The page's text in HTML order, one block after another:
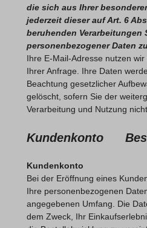
die sich aus Ihrer
jederzeit dieser auf Art. 6
beruhenden Verarbeitungen
personenbezogener Daten
Ihre E-Mail-Adresse nutzen
Ihrer Anfrage. Ihre Daten
Beachtung gesetzlicher
gelöscht, sofern Sie der
Verarbeitung und Nutzung
Kundenkonto
Kundenkonto
Bei der Eröffnung eines
Ihre personenbezogenen
angegebenen Umfang. Die
dem Zweck, Ihr